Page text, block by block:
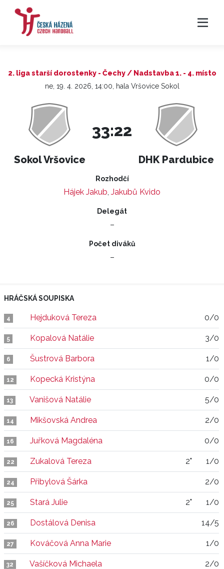
2. liga starší dorostenky - Čechy / Nadstavba 1. - 4. místo
ne, 19. 4. 2026, 14:00, hala Vršovice Sokol
Sokol Vršovice
33:22
DHK Pardubice
Rozhodčí
Hájek Jakub, Jakubů Kvido
Delegát
–
Počet diváků
–
HRÁČSKÁ SOUPISKA
4 Hejduková Tereza 0/0
5 Kopalová Natálie 3/0
6 Šustrová Barbora 1/0
12 Kopecká Kristýna 0/0
13 Vanišová Natálie 5/0
14 Mikšovská Andrea 2/0
16 Juřková Magdaléna 0/0
22 Zukalová Tereza 2" 1/0
24 Přibylová Šárka 2/0
25 Stará Julie 2" 1/0
26 Dostálová Denisa 14/5
27 Kováčová Anna Marie 1/0
32 Vašíčková Michaela 2/0